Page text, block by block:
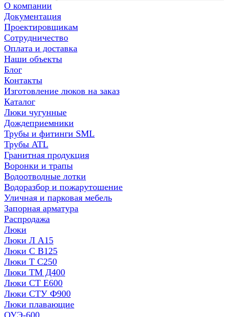
О компании
Документация
Проектировщикам
Сотрудничество
Оплата и доставка
Наши объекты
Блог
Контакты
Изготовление люков на заказ
Каталог
Люки чугунные
Дождеприемники
Трубы и фитинги SML
Трубы ATL
Гранитная продукция
Воронки и трапы
Водоотводные лотки
Водоразбор и пожарутошение
Уличная и парковая мебель
Запорная арматура
Распродажа
Люки
Люки Л А15
Люки С В125
Люки Т С250
Люки ТМ Д400
Люки СТ Е600
Люки СТУ Ф900
Люки плавающие